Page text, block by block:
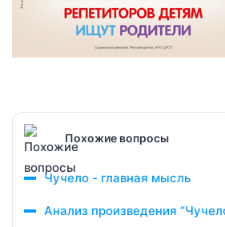
Похожие вопросы
Чучело - главная мысль
Анализ произведения